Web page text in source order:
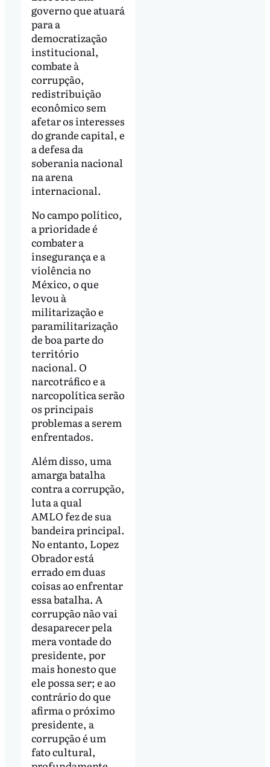
governo que atuará
para a
democratização
institucional,
combate à
corrupção,
redistribuição
econômico sem
afetar os interesses
do grande capital, e
a defesa da
soberania nacional
na arena
internacional.
No campo político,
a prioridade é
combater a
insegurança e a
violência no
México, o que
levou à
militarização e
paramilitarização
de boa parte do
território
nacional. O
narcotráfico e a
narcopolítica serão
os principais
problemas a serem
enfrentados.
Além disso, uma
amarga batalha
contra a corrupção,
luta a qual
AMLO fez de sua
bandeira principal.
No entanto, Lopez
Obrador está
errado em duas
coisas ao enfrentar
essa batalha. A
corrupção não vai
desaparecer pela
mera vontade do
presidente, por
mais honesto que
ele possa ser; e ao
contrário do que
afirma o próximo
presidente, a
corrupção é um
fato cultural,